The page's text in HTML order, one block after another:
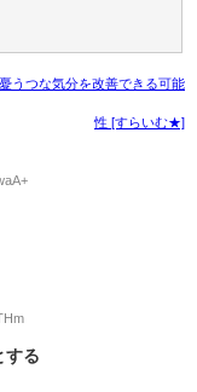
うつな気分を改善できる可能
性 [すらいむ★]
する